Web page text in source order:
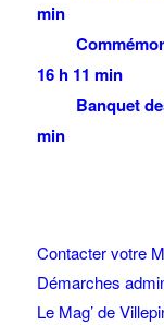
min
16 h 11 min
Banquet
min
Contacter votre
Démarches
Le Mag’ de